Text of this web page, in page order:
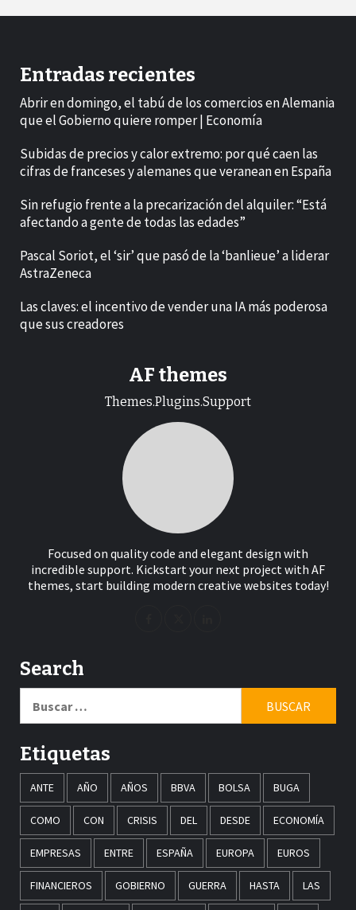
Entradas recientes
Abrir en domingo, el tabú de los comercios en Alemania
que el Gobierno quiere romper | Economía
Subidas de precios y calor extremo: por qué caen las
cifras de franceses y alemanes que veranean en España
Sin refugio frente a la precarización del alquiler: “Está
afectando a gente de todas las edades”
Pascal Soriot, el ‘sir’ que pasó de la ‘banlieue’ a liderar
AstraZeneca
Las claves: el incentivo de vender una IA más poderosa
que sus creadores
AF themes
Themes.Plugins.Support
Focused on quality code and elegant design with
incredible support. Kickstart your next project with AF
themes, start building modern creative websites today!
Search
Etiquetas
ANTE AÑO AÑOS BBVA BOLSA BUGA
COMO CON CRISIS DEL DESDE ECONOMÍA
EMPRESAS ENTRE ESPAÑA EUROPA EUROS
FINANCIEROS GOBIERNO GUERRA HASTA LAS